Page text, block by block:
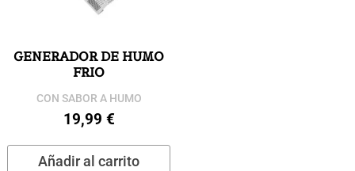
GENERADOR DE HUMO
FRIO
CON SABOR A HUMO
19,99 €
Añadir al carrito